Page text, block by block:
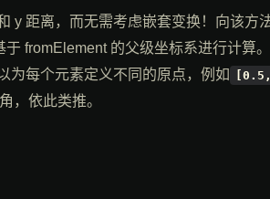
y 距离，而无需考虑嵌套变换！向该方
于 fromElement 的父级坐标系进行计算
为每个元素定义不同的原点，例如
，依此类推。